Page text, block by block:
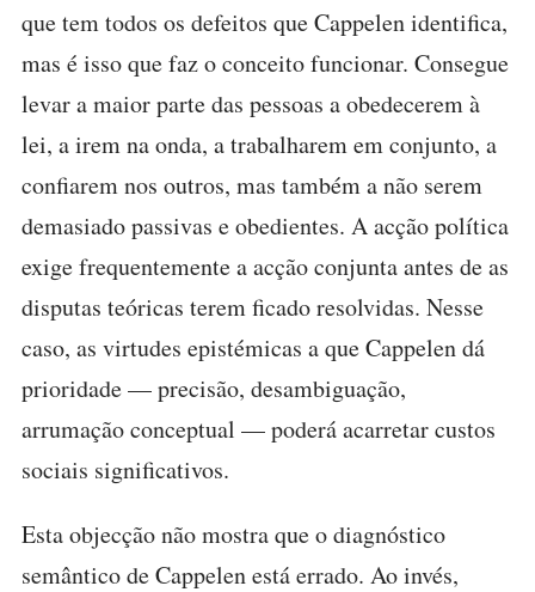
que tem todos os defeitos que Cappelen identifica,
mas é isso que faz o conceito funcionar. Consegue
levar a maior parte das pessoas a obedecerem à
lei, a irem na onda, a trabalharem em conjunto, a
confiarem nos outros, mas também a não serem
demasiado passivas e obedientes. A acção política
exige frequentemente a acção conjunta antes de as
disputas teóricas terem ficado resolvidas. Nesse
caso, as virtudes epistémicas a que Cappelen dá
prioridade — precisão, desambiguação,
arrumação conceptual — poderá acarretar custos
sociais significativos.
Esta objecção não mostra que o diagnóstico
semântico de Cappelen está errado. Ao invés,